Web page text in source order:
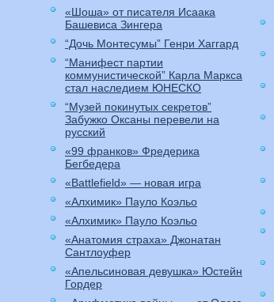
«Шоша» от писателя Исаака
Башевиса Зингера
“Дочь Монтесумы” Генри Хаггард
“Манифест партии
коммунистической” Карла Маркса
стал наследием ЮНЕСКО
“Музей покинутых секретов”
Забужко Оксаны перевели на
русский
«99 франков» Фредерика
Бегбедера
«Battlefield» — новая игра
«Алхимик» Пауло Коэльо
«Алхимик» Пауло Коэльо
«Анатомия страха» Джонатан
Сантлоуфер
«Апельсиновая девушка» Юстейн
Гордер